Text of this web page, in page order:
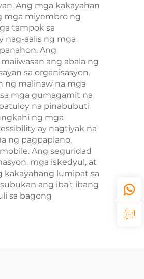
Ang mga kakayahan
mga miyembro ng
tampok sa
nag-aalis ng mga
Ang
ang abala ng
sa organisasyon.
ng malinaw na mga
mga gumagamit na
na pinabubuti
ng mga
ay nagtiyak na
ng pagpaplano,
Ang seguridad
mga iskedyul, at
kakayahang lumipat sa
ang iba’t ibang
sa bagong